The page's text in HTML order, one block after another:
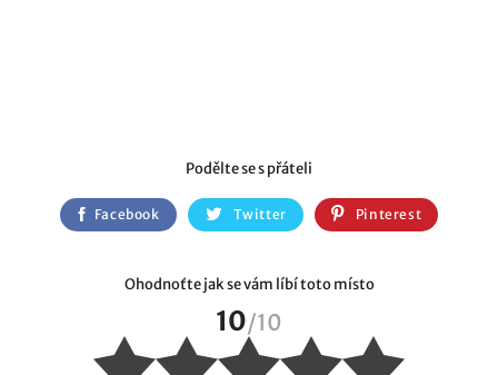
Ohodnoťte jak se vám líbí toto místo
10/10
Podělte se s přáteli
Facebook Twitter Pinterest